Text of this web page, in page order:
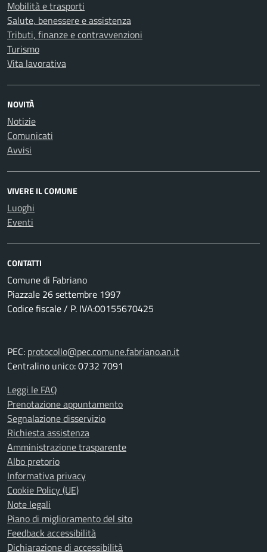
Mobilità e trasporti
Salute, benessere e assistenza
Tributi, finanze e contravvenzioni
Turismo
Vita lavorativa
NOVITÀ
Notizie
Comunicati
Avvisi
VIVERE IL COMUNE
Luoghi
Eventi
CONTATTI
Comune di Fabriano
Piazzale 26 settembre 1997
Codice fiscale / P. IVA:00155670425
PEC: protocollo@pec.comune.fabriano.an.it
Centralino unico: 0732 7091
Leggi le FAQ
Prenotazione appuntamento
Segnalazione disservizio
Richiesta assistenza
Amministrazione trasparente
Albo pretorio
Informativa privacy
Cookie Policy (UE)
Note legali
Piano di miglioramento del sito
Feedback accessibilità
Dichiarazione di accessibilità